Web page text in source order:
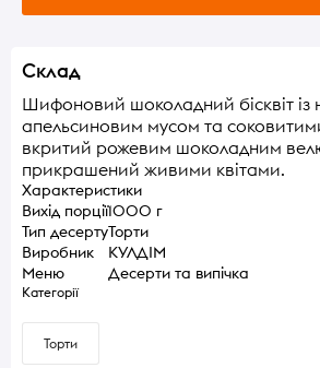
Склад
Шифоновий шоколадний бісквіт із
апельсиновим мусом та
вкритий рожевим шоколадним
прикрашений живими квітами.
Характеристики
Вихід порції1000 г
Тип десертуТорти
Виробник
КУЛДІМ
Меню
Десерти та випічка
Категорії
Торти